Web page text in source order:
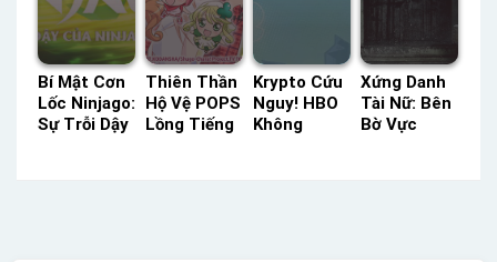
Bí Mật Cơn
Lốc Ninjago:
Sự Trỗi Dậy
Thiên Thần
Hộ Vệ POPS
Lồng Tiếng
Krypto Cứu
Nguy! HBO
Không
Xứng Danh
Tài Nữ: Bên
Bờ Vực